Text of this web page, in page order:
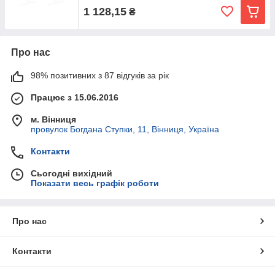
1 128,15 ₴
Про нас
98% позитивних з 87 відгуків за рік
Працює з 15.06.2016
м. Вінниця
провулок Богдана Ступки, 11, Вінниця, Україна
Контакти
Сьогодні вихідний
Показати весь графік роботи
Про нас
Контакти